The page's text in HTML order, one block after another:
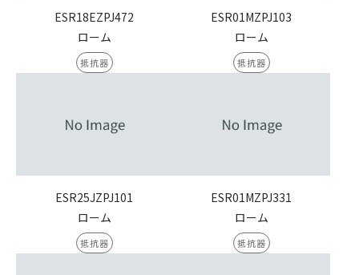
ESR18EZPJ472
ローム
抵抗器
ESR01MZPJ103
ローム
抵抗器
ESR25JZPJ101
ローム
抵抗器
ESR01MZPJ331
ローム
抵抗器